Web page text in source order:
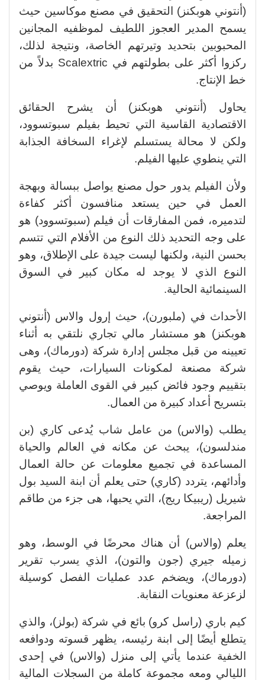
(أنتوني هوبكنز) التحقيق في مصنع موكاسين حيث
يسمح المدير العجوز اللطيف لموظفيه المجانين
المحبوبين بتحديد وتيرتهم الخاصة، ونتيجة لذلك،
ركزوا أكثر على بطولتهم في Scalextric بدلاً من
خط الإنتاج.
يحاول (أنتوني هوبكنز) أن يشرح الحقائق
الاقتصادية القاسية التي تحيط بفيلم سبوتسوود،
ولكن لا محالة يستسلم لإغراء السخافة الجذابة
التي ينطوي عليها الفيلم.
ولأن الفيلم يدور حول مصنع يواصل ببسالة وبهجة
العمل في حين يستعد منافسون أكثر كفاءة
لتدميره، فمن المفارقات أن فيلم (سبوتسوود) هو
على وجه التحديد ذلك النوع من الأفلام التي تتسم
بحسن النية، ولكنها ليست جيدة على الإطلاق، وهو
النوع الذي لا يوجد له مكان كبير في السوق
السينمائية الحالية.
الأحداث في (ملبورن)، حيث إرول والاس (أنتوني
هوبكنز) هو مستشار مالي تجاري نلتقي به أثناء
تعيينه من قبل مجلس إدارة شركة (دورماك)، وهى
شركة مصنعة لمكونات السيارات، حيث يقوم
بتقييم وجود فائض كبير في القوى العاملة ويوصي
بتسريح أعداد كبيرة من العمال.
يطلب (والاس) من عامل شاب يُدعى كاري (بن
مندلسون)، يبحث عن مكانه في العالم والحياة
المساعدة في تجميع معلومات عن حالة العمال
وأدائهم، يتردد (كاري) حتى يعلم أن ابنة السيد بول
شيريل (ريبيكا ريج)، التي يحبها، هى جزء من طاقم
المراجعة.
يعلم (والاس) أن هناك محرضًا في الوسط، وهو
زميله جيري (جون والتون)، الذي يسرب تقرير
(دورماك)، ويضخم عدد عمليات الفصل كوسيلة
لزعزعة معنويات النقابة.
كيم باري (راسل كرو) بائع في شركة (بولز)، والذي
يتطلع أيضًا إلى ابنة رئيسه، يظهر قسوته ودوافعه
الخفية عندما يأتي إلى منزل (والاس) في إحدى
الليالي ومعه مجموعة كاملة من السجلات المالية